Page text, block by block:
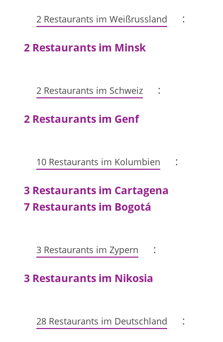
2 Restaurants im Weißrussland :
2 Restaurants im Minsk
2 Restaurants im Schweiz :
2 Restaurants im Genf
10 Restaurants im Kolumbien :
3 Restaurants im Cartagena
7 Restaurants im Bogotá
3 Restaurants im Zypern :
3 Restaurants im Nikosia
28 Restaurants im Deutschland :